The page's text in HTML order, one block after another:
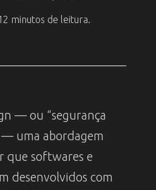
minutos de leitura.
— ou “segurança
— uma abordagem
que softwares e
desenvolvidos com